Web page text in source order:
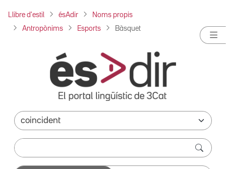
Llibre d'estil ésAdir Noms propis
Antropònims Esports Bàsquet